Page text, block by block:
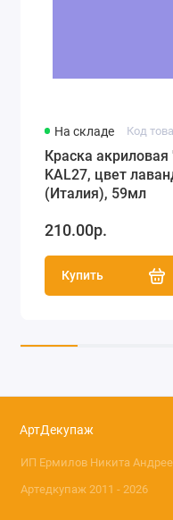
На складе Код
Краска акриловая
KAL27, цвет
(Италия), 59мл
210.00р.
Купить
АртДекупаж
ИП Ермилов Никита
Артедкупаж 2011 - 2026